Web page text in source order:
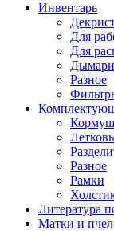
Инвентарь
Для
Для
Дымари
Разное
Разное
Рамки
Литература
Матки и